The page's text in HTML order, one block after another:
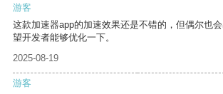
游客
这款加速器app的加速效果还是不错的，但偶尔也
望开发者能够优化一下。
2025-08-19
游客